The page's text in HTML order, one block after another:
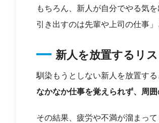
もちろん、新人が自分でやる気
引き出すのは先輩や上司の仕事
新人を放置するリ
馴染もうとしない新人を放置す
なかなか仕事を覚えられず、周
その結果、疲労や不満が溜まっ